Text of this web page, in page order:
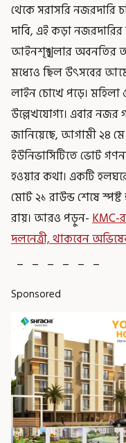
থেকে সরাসরি নজরদারি
দাবি, এই কড়া
আইনশৃঙ্খলার অবনতির
মধ্যেও ছিল উৎসবের
লাইন চোখে পড়ে। মহিলা
উল্লেখযোগ্য। এবার নজর
জানিয়েছে, আগামী ২৪ মে
ইউনিভার্সিটিতে ভোট
হওয়ার কথা। একটি
মোট ২১ রাউন্ড শেষে
রায়। আরও পড়ুন-KMC-
দলনেত্রী, থাকবেন
_ _ _ _ _ _
Sponsored